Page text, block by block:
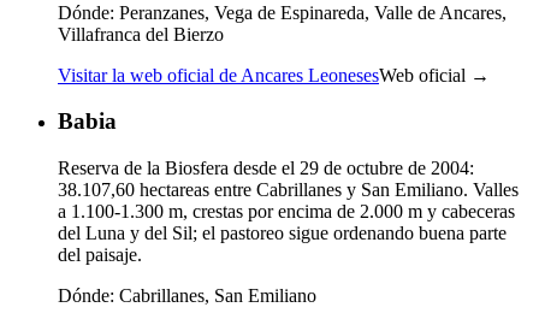
Dónde: Peranzanes, Vega de Espinareda, Valle de Ancares,
Villafranca del Bierzo
Visitar la web oficial de Ancares LeonesesWeb oficial →
Babia
Reserva de la Biosfera desde el 29 de octubre de 2004:
38.107,60 hectareas entre Cabrillanes y San Emiliano. Valles
a 1.100-1.300 m, crestas por encima de 2.000 m y cabeceras
del Luna y del Sil; el pastoreo sigue ordenando buena parte
del paisaje.
Dónde: Cabrillanes, San Emiliano